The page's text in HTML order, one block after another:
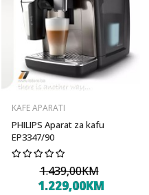
KAFE APARATI
PHILIPS Aparat za kafu
EP3347/90
1.439,00KM
1.229,00KM